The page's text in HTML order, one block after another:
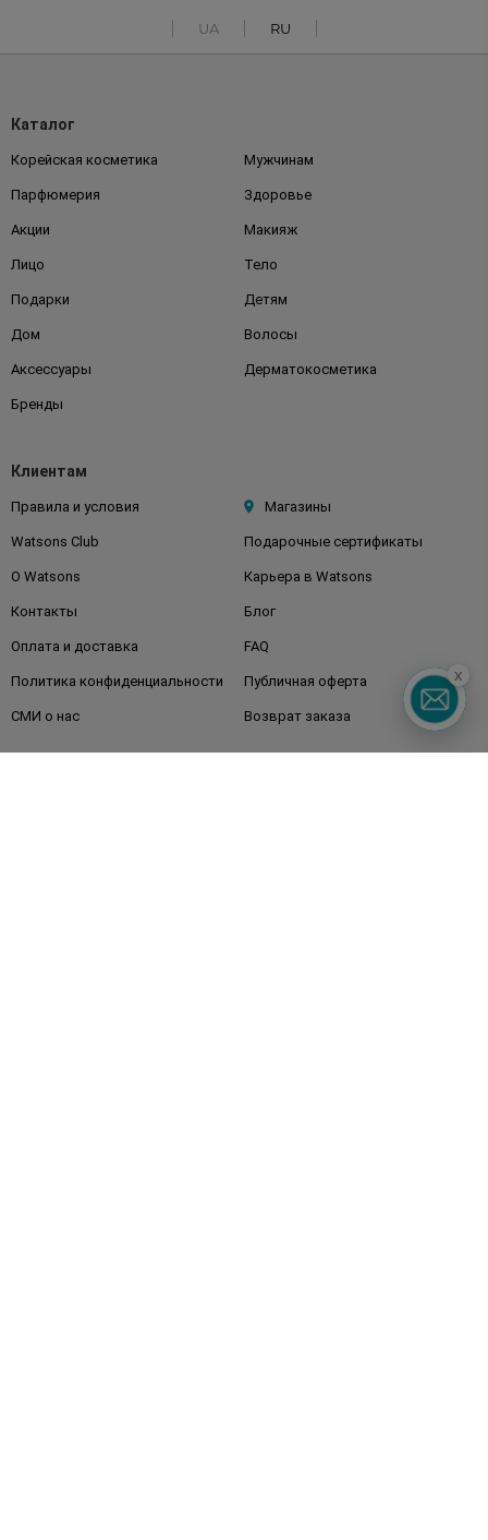
UA RU
Каталог
Корейская косметика Мужчинам
Парфюмерия Здоровье
Акции Макияж
Лицо Тело
Подарки Детям
Дом Волосы
Аксессуары Дерматокосметика
Бренды
Клиентам
Правила и условия Магазины
Watsons Club Подарочные сертификаты
О Watsons Карьера в Watsons
Контакты Блог
Оплата и доставка FAQ
Политика конфиденциальности Публичная оферта
СМИ о нас Возврат заказа
x